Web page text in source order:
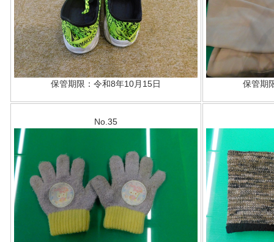
保管期限：令和8年10月15日 保管期
No.35